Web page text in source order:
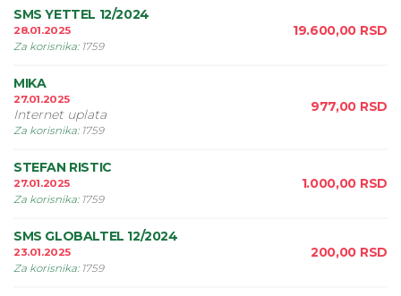
SMS YETTEL 12/2024
28.01.2025
Za korisnika: 1759
19.600,00 RSD
MIKA
27.01.2025
Internet uplata
Za korisnika: 1759
977,00 RSD
STEFAN RISTIC
27.01.2025
Za korisnika: 1759
1.000,00 RSD
SMS GLOBALTEL 12/2024
23.01.2025
Za korisnika: 1759
200,00 RSD